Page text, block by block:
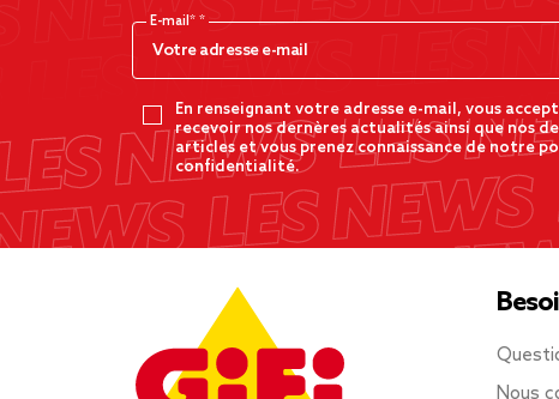
E-mail*
En renseignant votre adresse e-mail, vous
recevoir nos dernères actualités ainsi que nos
articles et vous prenez connaissance de notre
confidentialité.
Nous